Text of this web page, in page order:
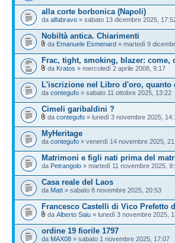
alla corte borbonica (Napoli)
da alfabravo » sabato 13 dicembre 2025,
Nobiltà antica. Chiarimenti
da Emanuele Esmenard » martedì 9
Frac, tight, smoking, blazer: come,
da Kratos » mercoledì 2 aprile 2008, 9:17
L'iscrizione nel Libro d'oro, quanto
da contegufo » sabato 11 ottobre 2025, 13:22
Cimeli garibaldini ?
da contegufo » lunedì 3 novembre 2025,
MyHeritage
da contegufo » venerdì 14 novembre 2025,
Matrimoni e figli nati prima del
da Petrangolo » martedì 11 novembre 2025,
Casa reale del Laos
da Matt » sabato 8 novembre 2025, 20:53
Francesco Castelli di Vico Prefetto
da Alberto Saiu » lunedì 3 novembre 2025,
ordine 19 fiorile 1797
da MAX08 » sabato 1 novembre 2025, 17:07